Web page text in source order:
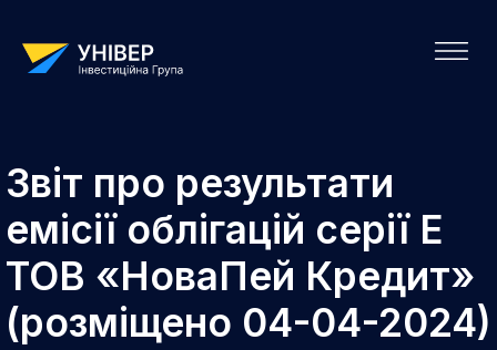
Звіт про результати
емісії облігацій cерії Е
ТОВ «НоваПей Кредит»
(розміщено 04-04-2024)